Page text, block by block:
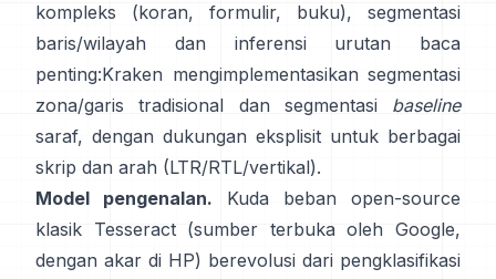
kompleks (koran, formulir, buku), segmentasi
baris/wilayah dan inferensi urutan baca
penting:Kraken mengimplementasikan segmentasi
zona/garis tradisional dan segmentasi baseline
saraf, dengan dukungan eksplisit untuk berbagai
skrip dan arah (LTR/RTL/vertikal).
Model pengenalan. Kuda beban open-source
klasik Tesseract (sumber terbuka oleh Google,
dengan akar di HP) berevolusi dari pengklasifikasi